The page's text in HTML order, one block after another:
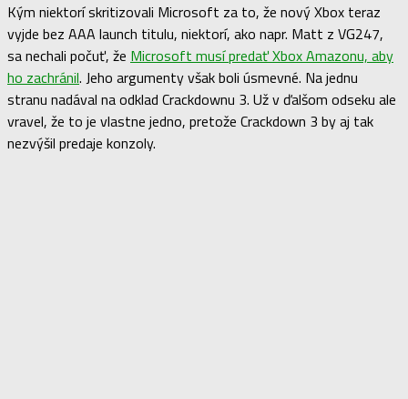
Kým niektorí skritizovali Microsoft za to, že nový Xbox teraz
vyjde bez AAA launch titulu, niektorí, ako napr. Matt z VG247,
sa nechali počuť, že Microsoft musí predať Xbox Amazonu, aby
ho zachránil. Jeho argumenty však boli úsmevné. Na jednu
stranu nadával na odklad Crackdownu 3. Už v ďalšom odseku ale
vravel, že to je vlastne jedno, pretože Crackdown 3 by aj tak
nezvýšil predaje konzoly.